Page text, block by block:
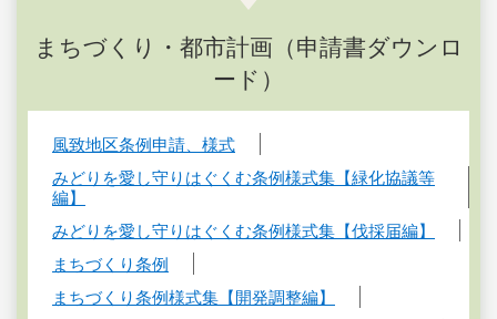
まちづくり・都市計画（申請書ダウンロ
ード）
風致地区条例申請、様式
みどりを愛し守りはぐくむ条例様式集【緑化協議等
編】
みどりを愛し守りはぐくむ条例様式集【伐採届編】
まちづくり条例
まちづくり条例様式集【開発調整編】